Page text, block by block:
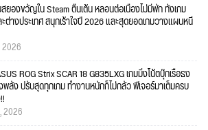
สยองขวัญใน Steam ตื่นเต้น หลอนต่อเนื่องไม่มีพัก ทั้งเกม
ต่างประเทศ สนุกเร้าใจปี 2026 และสุดยอดเกมวางแผนหนี
2026
ROG Strix SCAR 18 G835LXG เกมมิ่งโน้ตบุ๊กเรือธง
ลัง ปรับสุดทุกเกม ทำงานหนักก็ไม่กลัว ฟีเจอร์มาเต็มครบ
2026